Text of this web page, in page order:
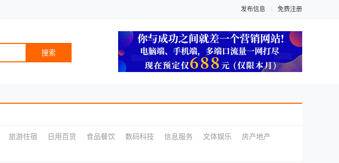
发布信息 免费注册
搜索
旅游住宿 日用百货 食品餐饮 数码科技 信息服务 文体娱乐
房产地产